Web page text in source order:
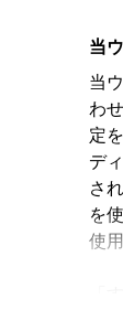
当
当
わ
定
デ
さ
を
使
オーナーサポート